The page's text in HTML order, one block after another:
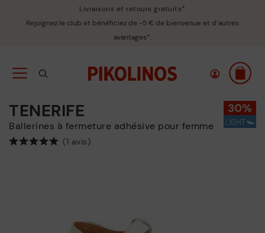
Livraisons et retours gratuits*
Rejoignez le club et bénéficiez de -5 € de bienvenue et d’autres
avantages*.
TENERIFE
Ballerines à fermeture adhésive pour femme
(1 avis)